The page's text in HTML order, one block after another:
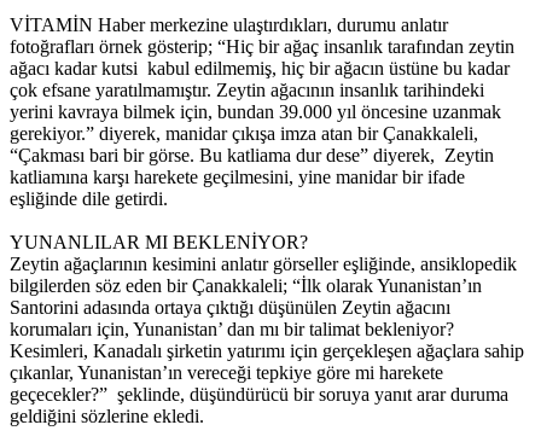
VİTAMİN Haber merkezine ulaştırdıkları, durumu anlatır
fotoğrafları örnek gösterip; “Hiç bir ağaç insanlık tarafından zeytin
ağacı kadar kutsi kabul edilmemiş, hiç bir ağacın üstüne bu kadar
çok efsane yaratılmamıştır. Zeytin ağacının insanlık tarihindeki
yerini kavraya bilmek için, bundan 39.000 yıl öncesine uzanmak
gerekiyor.” diyerek, manidar çıkışa imza atan bir Çanakkaleli,
“Çakması bari bir görse. Bu katliama dur dese” diyerek, Zeytin
katliamına karşı harekete geçilmesini, yine manidar bir ifade
eşliğinde dile getirdi.
YUNANLILAR MI BEKLENİYOR?
Zeytin ağaçlarının kesimini anlatır görseller eşliğinde, ansiklopedik
bilgilerden söz eden bir Çanakkaleli; “İlk olarak Yunanistan’ın
Santorini adasında ortaya çıktığı düşünülen Zeytin ağacını
korumaları için, Yunanistan’ dan mı bir talimat bekleniyor?
Kesimleri, Kanadalı şirketin yatırımı için gerçekleşen ağaçlara sahip
çıkanlar, Yunanistan’ın vereceği tepkiye göre mi harekete
geçecekler?” şeklinde, düşündürücü bir soruya yanıt arar duruma
geldiğini sözlerine ekledi.